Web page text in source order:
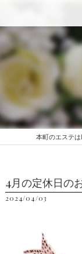
本町のエステは
4月の定休日の
2024/04/03